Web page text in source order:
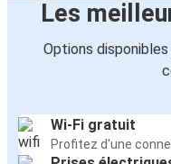
Les
Options
Wi-Fi gratuit
Profitez d'une